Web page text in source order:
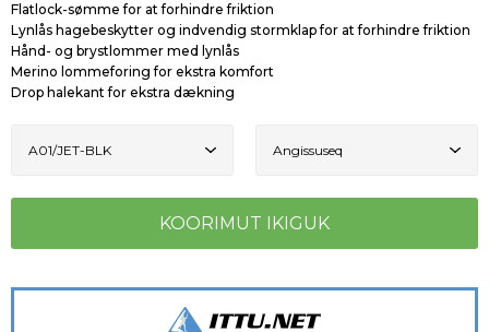
Flatlock-sømme for at forhindre friktion
Lynlås hagebeskytter og indvendig stormklap for at forhindre friktion
Hånd- og brystlommer med lynlås
Merino lommeforing for ekstra komfort
Drop halekant for ekstra dækning